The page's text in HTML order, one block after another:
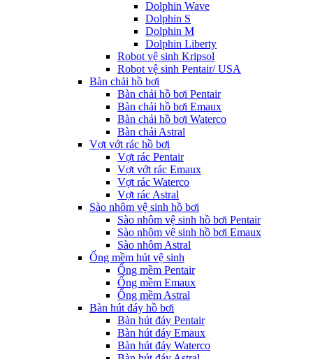
Dolphin Wave
Dolphin S
Dolphin M
Dolphin Liberty
Robot vệ sinh Kripsol
Robot vệ sinh Pentair/ USA
Bàn chải hồ bơi
Bàn chải hồ bơi Pentair
Bàn chải hồ bơi Emaux
Bàn chải hồ bơi Waterco
Bàn chải Astral
Vợt vớt rác hồ bơi
Vợt rác Pentair
Vợt vớt rác Emaux
Vợt rác Waterco
Vợt rác Astral
Sào nhôm vệ sinh hồ bơi
Sào nhôm vệ sinh hồ bơi Pentair
Sào nhôm vệ sinh hồ bơi Emaux
Sào nhôm Astral
Ống mềm hút vệ sinh
Ống mềm Pentair
Ống mềm Emaux
Ống mềm Astral
Bàn hút đáy hồ bơi
Bàn hút đáy Pentair
Bàn hút đáy Emaux
Bàn hút đáy Waterco